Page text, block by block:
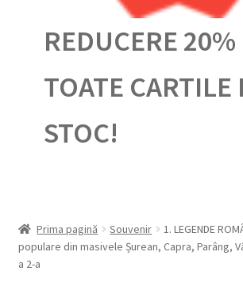
REDUCERE 20%
TOATE CARTILE
STOC!
Prima pagină Souvenir
1. LEGENDE
populare din masivele Șurean, Capra, Parâng,
a 2-a